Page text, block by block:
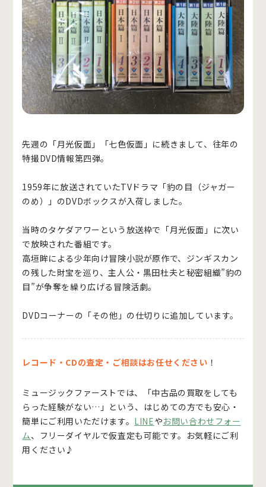
先週の「月光仮面」「七色仮面」に続きまして、往年の
特撮DVD情報第四弾。
1959年に放送されていたTVドラマ「豹の目（ジャガー
のめ）」のDVDボックスが入荷しました。
当時のタケダアワーという放送枠で「月光仮面」に次い
で放映された番組です。
高垣眸による少年向け冒険小説が原作で、ジンギスカン
の残した財宝を巡り、主人公・黒田杜夫と秘密組織”豹の
目”が争奪を繰り広げる冒険活劇。
DVDコーナーの「その他」の仕切りに追加しています。
レコード・CDの査定・ご相談はお任せください ！
ミュージックファーストでは、「中古品の買取をしても
らった経験がない…」という、はじめての方でも安心・
簡単にご利用いただけます。 LINEやお問い合わせフォー
ム、フリーダイヤルで仮査定も可能です。お気軽にご利
用ください♪